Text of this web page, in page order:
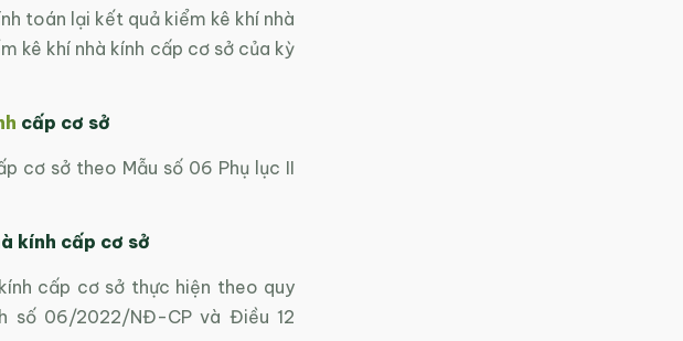
toán lại kết quả kiểm kê khí nhà
kê khí nhà kính cấp cơ sở của kỳ
cấp cơ sở
cơ sở theo Mẫu số 06 Phụ lục II
kính cấp cơ sở
cấp cơ sở thực hiện theo quy
số 06/2022/NĐ-CP và Điều 12